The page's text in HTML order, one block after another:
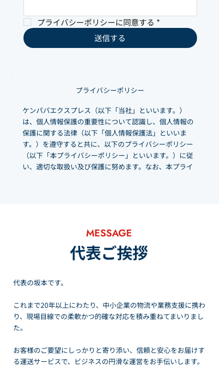
プライバシーポリシーに同意する *
送信する
プライバシーポリシー
ケンパパエクスプレス（以下「当社」といいます。）
は、個人情報保護の重要性について認識し、個人情報の
保護に関する法律（以下「個人情報保護法」といいま
す。）を遵守すると共に、以下のプライバシーポリシー
（以下「本プライバシーポリシー」といいます。）に従
い、適切な取扱い及び保護に努めます。なお、本プライ
情報保護法第2条第1項により定義される個人情報を意味
するものとします。
2. 個人情報の利用目的
当社のサービス、商品等（以下「当社サービス等」とい
当社サービス等に関するご案内、お問い合せ等への対応
のため
「規約等」といいます。）に違反する行為に対する対応
のため
MESSAGE
代表ご挨拶
代表の坂本です。
これまで20年以上にわたり、中小企業の物流や業務支援に携わ
り、現場目線での柔軟かつ的確な対応を積み重ねてまいりまし
た。
お客様のご要望にしっかりと寄り添い、信頼と安心をお届けす
る運送サービスで、ビジネスの円滑な運営をお手伝いします。